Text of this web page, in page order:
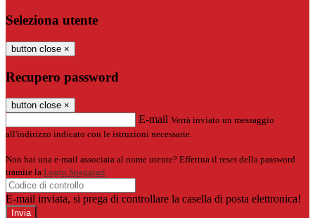
Seleziona utente
button close ×
Recupero password
button close ×
E-mail Verrà inviato un messaggio
all'indirizzo indicato con le istruzioni necessarie.
Non hai una e-mail associata al nome utente? Effettua il reset della password
tramite la Login Spaggiari
E-mail inviata, si prega di controllare la casella di posta elettronica!